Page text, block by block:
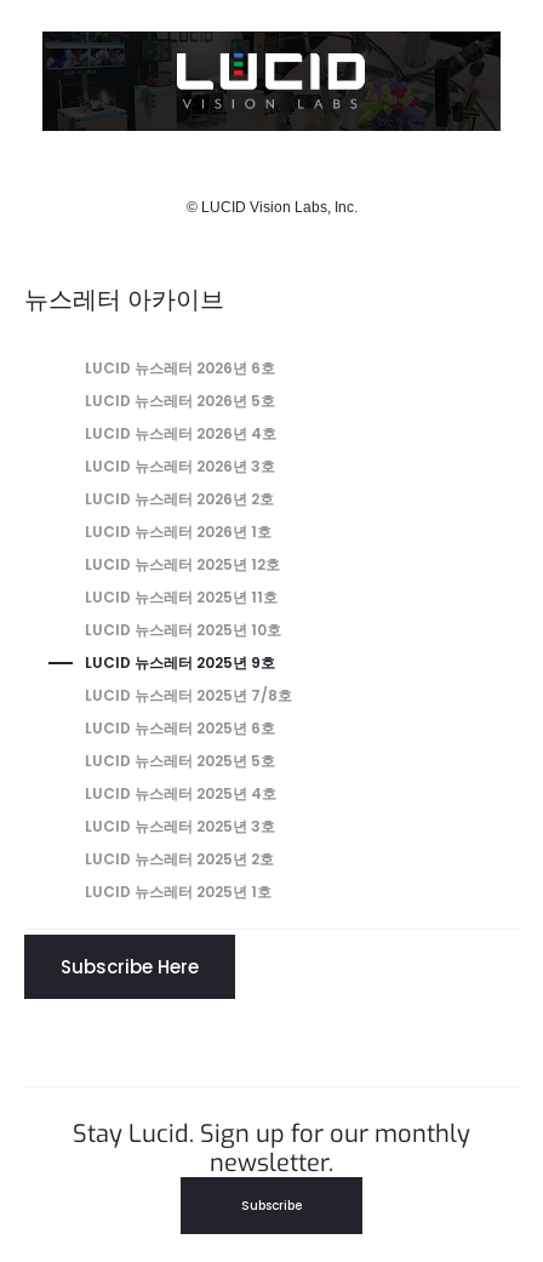
© LUCID Vision Labs, Inc.
뉴스레터 아카이브
LUCID 뉴스레터 2026년 6호
LUCID 뉴스레터 2026년 5호
LUCID 뉴스레터 2026년 4호
LUCID 뉴스레터 2026년 3호
LUCID 뉴스레터 2026년 2호
LUCID 뉴스레터 2026년 1호
LUCID 뉴스레터 2025년 12호
LUCID 뉴스레터 2025년 11호
LUCID 뉴스레터 2025년 10호
LUCID 뉴스레터 2025년 9호
LUCID 뉴스레터 2025년 7/8호
LUCID 뉴스레터 2025년 6호
LUCID 뉴스레터 2025년 5호
LUCID 뉴스레터 2025년 4호
LUCID 뉴스레터 2025년 3호
LUCID 뉴스레터 2025년 2호
LUCID 뉴스레터 2025년 1호
Subscribe Here
Stay Lucid. Sign up for our monthly
newsletter.
Subscribe